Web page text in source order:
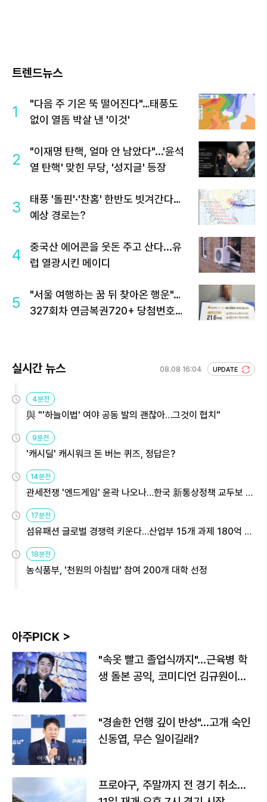
트렌드뉴스
1
"다음 주 기온 뚝 떨어진다"…태풍도
없이 열돔 박살 낸 '이것'
2
"이재명 탄핵, 얼마 안 남았다"...'윤석
열 탄핵' 맞힌 무당, '성지글' 등장
3
태풍 '돌핀'·'찬홈' 한반도 빗겨간다…
예상 경로는?
4
중국산 에어콘을 웃돈 주고 산다...유
럽 열광시킨 메이디
5
"서울 여행하는 꿈 뒤 찾아온 행운"…
327회차 연금복권720+ 당첨번호조
실시간 뉴스 08.08 16:04 UPDATE
4분전
與 "'하늘이법' 여야 공동 발의 괜찮아…그것이 협치"
9분전
'캐시딜' 캐시워크 돈 버는 퀴즈, 정답은?
14분전
관세전쟁 '엔드게임' 윤곽 나오나…한국 新통상정책 교두보 활
용해야
17분전
섬유패션 글로벌 경쟁력 키운다…산업부 15개 과제 180억 지
원
18분전
농식품부, '천원의 아침밥' 참여 200개 대학 선정
아주PICK >
"속옷 빨고 졸업식까지"…근육병 학
생 돌본 공익, 코미디언 김규원이었
"경솔한 언행 깊이 반성"…고개 숙인
신동엽, 무슨 일이길래?
프로야구, 주말까지 전 경기 취소…